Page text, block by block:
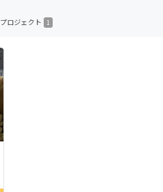
プロジェクト 1